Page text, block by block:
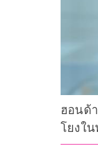
ฮอนด้
โยงใ